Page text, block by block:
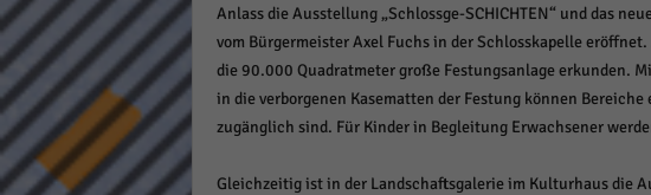
Anlass die Ausstellung „Schlossge-SCHICHTEN“ und das
vom Bürgermeister Axel Fuchs in der Schlosskapelle
die 90.000 Quadratmeter große Festungsanlage erkunden.
in die verborgenen Kasematten der Festung können
zugänglich sind. Für Kinder in Begleitung Erwachsener
Gleichzeitig ist in der Landschaftsgalerie im Kulturhaus die
Externe Medien
Inhalte von
Wenn Cookies von
keiner manuellen